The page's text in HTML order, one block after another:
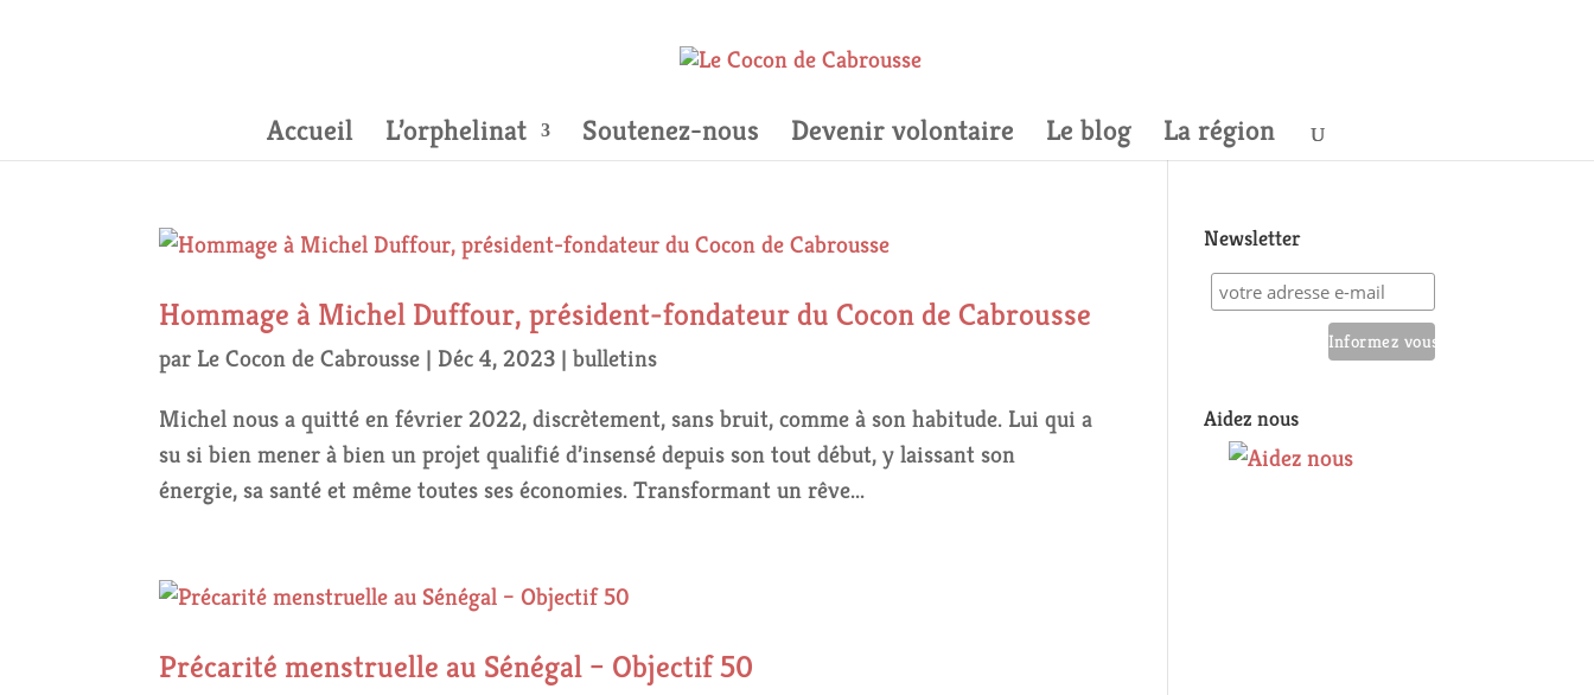
Accueil L’orphelinat Soutenez-nous Devenir volontaire Le blog La région
Hommage à Michel Duffour, président-fondateur du Cocon de Cabrousse
par Le Cocon de Cabrousse | Déc 4, 2023 |bulletins
Michel nous a quitté en février 2022, discrètement, sans bruit, comme à son habitude. Lui qui a
su si bien mener à bien un projet qualifié d’insensé depuis son tout début, y laissant son
énergie, sa santé et même toutes ses économies. Transformant un rêve...
Précarité menstruelle au Sénégal – Objectif 50
Newsletter
Aidez nous